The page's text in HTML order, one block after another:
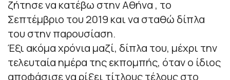
ζήτησε να κατέβω στην Αθήνα , το
Σεπτέμβριο του 2019 και να σταθώ δίπλα
του στην παρουσίαση.
Έξι ακόμα χρόνια μαζί, δίπλα του, μέχρι την
τελευταία ημέρα της εκπομπής, όταν ο ίδιος
αποφάσισε να ρίξει τίτλους τέλους στο